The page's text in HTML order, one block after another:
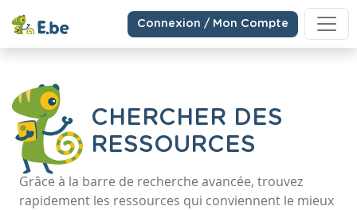
Connexion / Mon Compte
CHERCHER DES
RESSOURCES
Grâce à la barre de recherche avancée, trouvez
rapidement les ressources qui conviennent le mieux